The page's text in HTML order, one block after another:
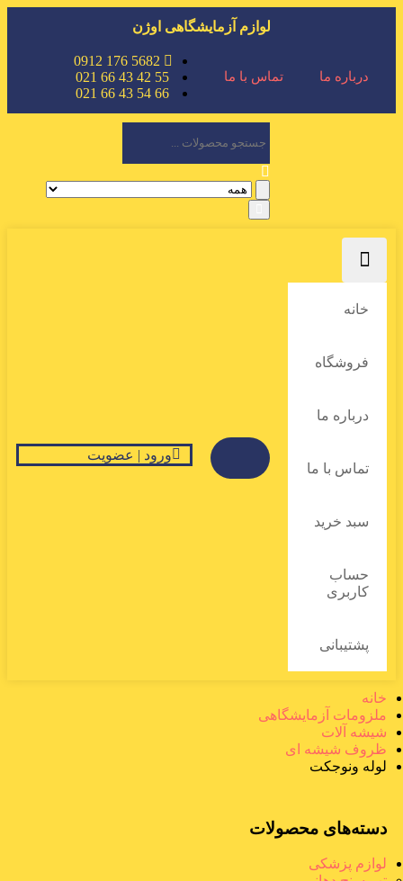
لوازم آزمایشگاهی اوژن
درباره ما تماس با ما
5682 176 0912
55 42 43 66 021
66 54 43 66 021
خانه
فروشگاه
درباره ما
تماس با ما
سبد خرید
حساب
کاربری
پشتیبانی
ورود | عضویت
خانه
ملزومات آزمایشگاهی
شیشه آلات
ظروف شیشه ای
لوله ونوجکت
دسته‌های محصولات
لوازم پزشکی